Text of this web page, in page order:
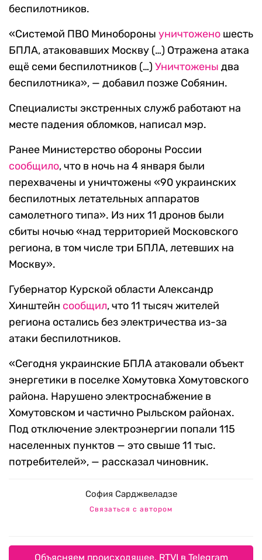
беспилотников.
«Системой ПВО Минобороны уничтожено шесть
БПЛА, атаковавших Москву (…) Отражена атака
ещё семи беспилотников (…) Уничтожены два
беспилотника», — добавил позже Собянин.
Специалисты экстренных служб работают на
месте падения обломков, написал мэр.
Ранее Министерство обороны России
сообщило, что в ночь на 4 января были
перехвачены и уничтожены «90 украинских
беспилотных летательных аппаратов
самолетного типа». Из них 11 дронов были
сбиты ночью «над территорией Московского
региона, в том числе три БПЛА, летевших на
Москву».
Губернатор Курской области Александр
Хинштейн сообщил, что 11 тысяч жителей
региона остались без электричества из-за
атаки беспилотников.
«Сегодня украинские БПЛА атаковали объект
энергетики в поселке Хомутовка Хомутовского
района. Нарушено электроснабжение в
Хомутовском и частично Рыльском районах.
Под отключение электроэнергии попали 115
населенных пунктов — это свыше 11 тыс.
потребителей», — рассказал чиновник.
София Сарджвеладзе
Связаться с автором
Объясняем происходящее. RTVI в Telegram